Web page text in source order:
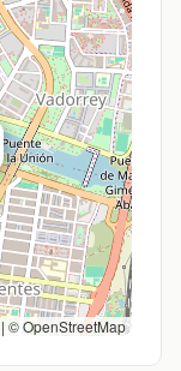
| © OpenStreetMap